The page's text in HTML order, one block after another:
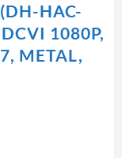
HAC-
1080P,
METAL,